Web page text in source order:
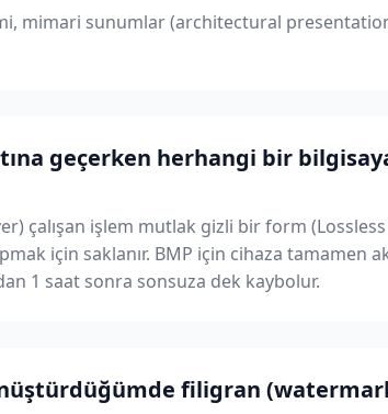
mimari sunumlar (architectural
geçerken herhangi bir
çalışan işlem mutlak gizli bir form
için saklanır. BMP için cihaza tamamen
1 saat sonra sonsuza dek kaybolur.
filigran